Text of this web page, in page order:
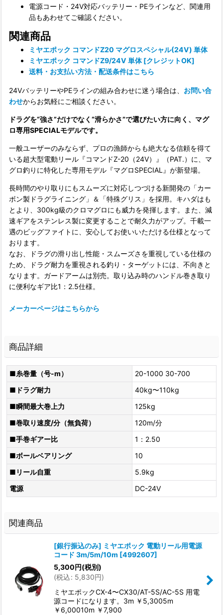
電源コード・24V対応バッテリー・PEラインなど、関連用
品もあわせてご確認ください。
関連商品
ミヤエポック コマンドZ20 マグロスペシャル(24V) 単体
ミヤエポック コマンドZ9/24V 単体 [クレジットOK]
送料・お支払い方法・配送条件はこちら
24VバッテリーやPEラインの組み合わせに迷う場合は、 お問い合
わせからお気軽にご相談ください。
ドラグを“強さ”だけでなく“滑らかさ”で選びたい方に向く、マグ
ロ専用SPECIALモデルです。
一般ユーザーのみならず、プロの漁師からも絶大なる信頼を得て
いる超大型電動リール『コマンドZ-20（24V）』（PAT.）に、マ
グロ釣りに特化した専用モデル『マグロSPECIAL』が新登場。
長時間のやり取りにもスムーズに対応しつづける新開発の「カー
ボン製ドラグライニング」＆「特殊グリス」を採用。キハダはも
とより、300kg級のクロマグロにも威力を発揮します。また、減
速ギアをステンレス製に変更することで耐久力がアップ。千載一
遇のビッグファイトに、安心してお使いいただける仕様となって
おります。
なお、ドラグの滑り出し性能・スムーズさを重視している仕様の
ため、ドラグ耐力を重視される釣り・ターゲットには、不向きと
なります。ガードアームは別売。取り込み時のハンドル巻き取り
に便利なギア比1：2.5仕様。
メーカーページはこちらから
商品詳細
■糸巻量（号-m）
20-1000 30-700
■ドラグ耐力
40kg〜110kg
■瞬間最大巻上力
125kg
■巻取り速度/分（無負荷）
120m/分
■手巻ギアー比
1：2.50
■ボールベアリング
10
■リール自重
5.9kg
電源
DC-24V
関連商品
[銀行振込のみ] ミヤエポック 電動リール用電源
コード 3m/5m/10m [4992607]
5,300円(税別)
(税込: 5,830円)
ミヤエポックCX-4〜CX30/AT-5S/AC-5S 用電
源コードになります。3m ￥5,3005m
￥6,00010m ￥7,900